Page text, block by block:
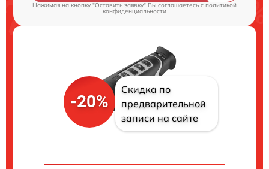
Нажимая на кнопку "Оставить заявку" Вы соглашаетесь cполитикой
конфиденциальности
-20%
Скидка по
предварительной
записи на сайте